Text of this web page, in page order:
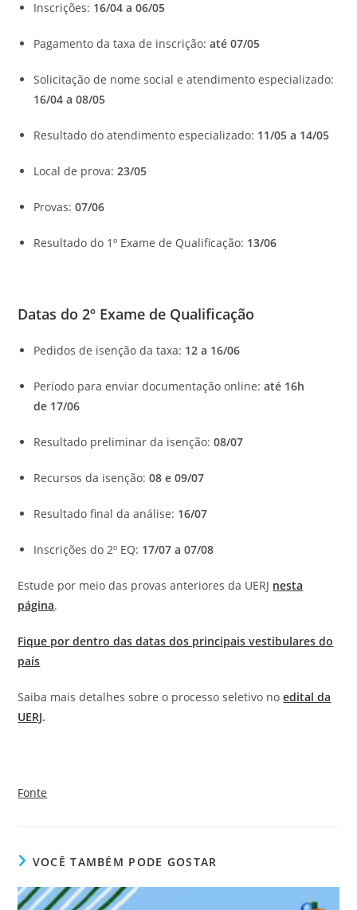
Inscrições: 16/04 a 06/05
Pagamento da taxa de inscrição:até 07/05
Solicitação de nome social e atendimento especializado:
16/04 a 08/05
Resultado do atendimento especializado: 11/05 a 14/05
Local de prova:23/05
Provas:07/06
Resultado do 1º Exame de Qualificação: 13/06
Datas do 2º Exame de Qualificação
Pedidos de isenção da taxa: 12 a 16/06
Período para enviar documentação online:até 16h
de 17/06
Resultado preliminar da isenção: 08/07
Recursos da isenção: 08 e 09/07
Resultado final da análise: 16/07
Inscrições do 2º EQ: 17/07 a 07/08
Estude por meio das provas anteriores da UERJ nesta
página.
Fique por dentro das datas dos principais vestibulares do
país
Saiba mais detalhes sobre o processo seletivo noedital da
UERJ.
Fonte
VOCÊ TAMBÉM PODE GOSTAR